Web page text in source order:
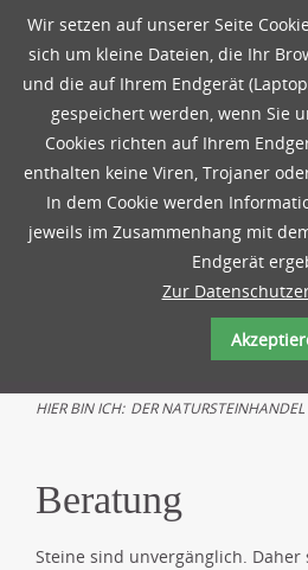
HIER BIN ICH: DER NATURSTEINHANDEL
Beratung
Steine sind unvergänglich. Daher
Wir setzen auf unserer Seite
sich um kleine Dateien, die Ihr
und die auf Ihrem Endgerät
gespeichert werden, wenn Sie
Cookies richten auf Ihrem
enthalten keine Viren, Trojaner
In dem Cookie werden
jeweils im Zusammenhang mit
Endgerät
Zur